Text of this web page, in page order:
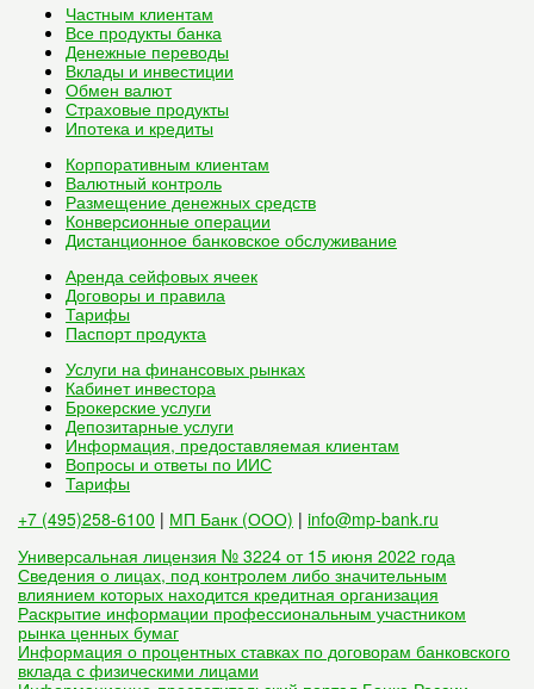
Частным клиентам
Все продукты банка
Денежные переводы
Вклады и инвестиции
Обмен валют
Страховые продукты
Ипотека и кредиты
Корпоративным клиентам
Валютный контроль
Размещение денежных средств
Конверсионные операции
Дистанционное банковское обслуживание
Аренда сейфовых ячеек
Договоры и правила
Тарифы
Паспорт продукта
Услуги на финансовых рынках
Кабинет инвестора
Брокерские услуги
Депозитарные услуги
Информация, предоставляемая клиентам
Вопросы и ответы по ИИС
Тарифы
+7 (495)258-6100 | МП Банк (ООО) | info@mp-bank.ru
Универсальная лицензия № 3224 от 15 июня 2022 года
Сведения о лицах, под контролем либо значительным
влиянием которых находится кредитная организация
Раскрытие информации профессиональным участником
рынка ценных бумаг
Информация о процентных ставках по договорам банковского
вклада с физическими лицами